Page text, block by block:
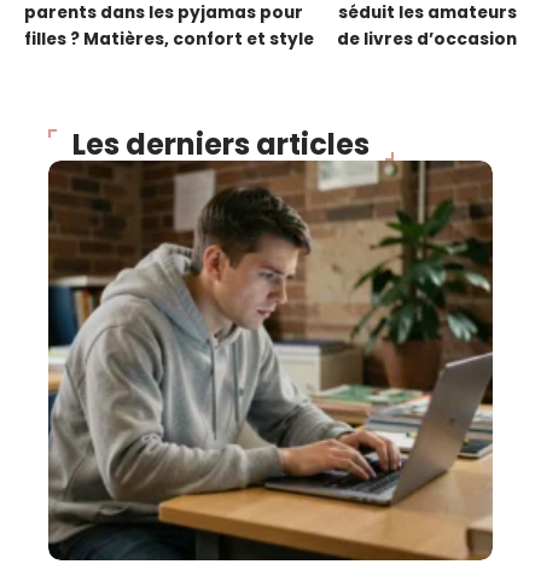
parents dans les pyjamas pour
filles ? Matières, confort et style
séduit les amateurs
de livres d’occasion
Les derniers articles